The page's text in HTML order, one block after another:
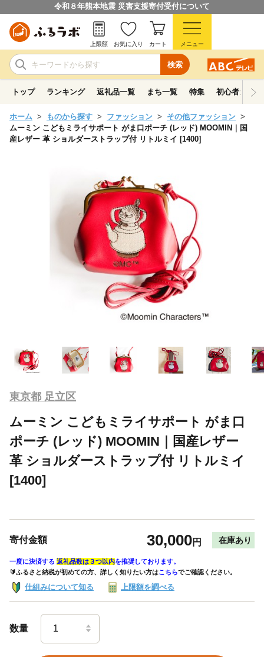
令和８年熊本地震 災害支援寄付受付について
検索
上限額 お気に入り カート メニュー
トップ ランキング 返礼品一覧 まち一覧 特集 初心者ガイド
ホーム ものから探す ファッション
その他ファッション
ムーミン こどもミライサポート がま口ポーチ (レッド) MOOMIN｜国
産レザー 革 ショルダーストラップ付 リトルミイ [1400]
東京都 足立区
ムーミン こどもミライサポート がま口
ポーチ (レッド) MOOMIN｜国産レザー
革 ショルダーストラップ付 リトルミイ
[1400]
寄付金額 30,000円 在庫あり
一度に決済する 返礼品数は３つ以内を推奨しております。
🔰ふるさと納税が初めての方、詳しく知りたい方はこちらでご確認ください。
仕組みについて知る 上限額を調べる
数量